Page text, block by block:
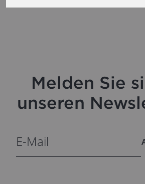
Melden Sie
unseren